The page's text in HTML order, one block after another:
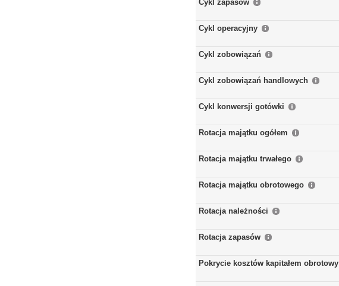
Cykl zapasów
Cykl operacyjny
Cykl zobowiązań
Cykl zobowiązań handlowych
Cykl konwersji gotówki
Rotacja majątku ogółem
Rotacja majątku trwałego
Rotacja majątku obrotowego
Rotacja należności
Rotacja zapasów
Pokrycie kosztów kapitałem